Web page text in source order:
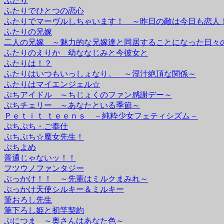
ふたりでひとつの恋心
ふたりでマーヴルしちゃいます！ ～昨日の敵は今日も恋人
ふたりの兄嫁
二人の兄嫁 ～魅力的な兄嫁達と同居することになった日々
ふたりのえりか 幼ななじみと今彼女と
ふたりは！？
ふたりはいつもいっしょなり。 ～淫汁絶頂な関係～
ふたりはマイエンジェル☆
ぷちアイドル ～ちじょくのファン感謝デー～
ぷちチェリー ～あなたといる季節～
Ｐｅｔｉｔ ｔｅｅｎｓ －純粋少女フェティシズム－
ぷちぷち・ご奉仕
ぷちぷち☆魔女先生！
ぷちよめ
普通じゃないッ！！
フツウノファンタジー
ぶっかけ！！ ～先輩はミルクまみれ～
ぶっかけ天使シルキー＆ミルキー
筆おろし先生
筆下ろし姫と初竿契約
ぷにつま ～奥さんはあなた色～